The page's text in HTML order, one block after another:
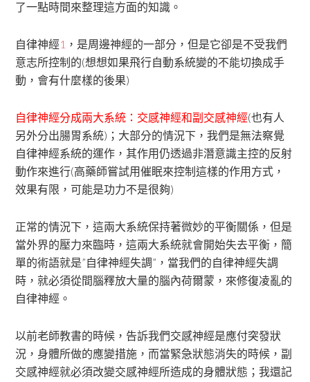
了一點時間來整理這方面的知識。
自律神經1 ，是周邊神經的一部分，但是它卻是不受我們
意志所控制的(想想如果飛行自動系統變的不能切換成手
動，會有什麼樣的後果)
自律神經分成兩大系統：交感神經和副交感神經(也有人
另外分出腸胃系統)；大部分的情況下，我們是無法察覺
自律神經系統的運作，其作用仍透過非潛意識主控的反射
動作來進行(高藥師嘗試用催眠來控制這樣的作用方式，
效果有限，可能是功力不是很夠)
正常的情況下，這兩大系統保持著微妙的平衡關係，但是
當外界的壓力來臨時，這兩大系統就會開始失去平衡，簡
單的術語就是”自律神經失調”，當我們的自律神經失調
時，就必須從間腦釋放大量的腦內荷爾蒙，來修復凌亂的
自律神經。
以前老師教書的時候，告訴我們交感神經是應付突發狀
況，身體所做的應變措施，而當緊急狀態消失的時候，副
交感神經就必須改變交感神經所造成的身體狀態；我還記